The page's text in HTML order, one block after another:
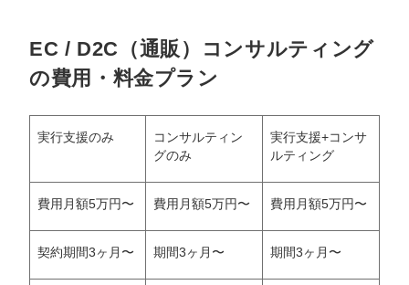
EC / D2C（通販）コンサルティング
の費用・料金プラン
実行支援のみ
コンサルティン
グのみ
実行支援+コンサ
ルティング
費用月額5万円〜 費用月額5万円〜 費用月額5万円〜
契約期間3ヶ月〜 期間3ヶ月〜 期間3ヶ月〜